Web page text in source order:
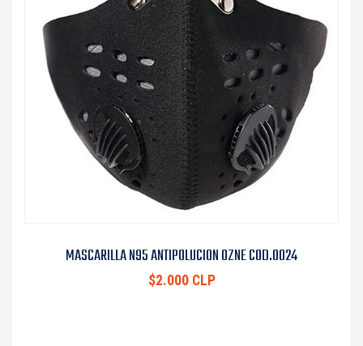
MASCARILLA N95 ANTIPOLUCION OZNE COD.0024
$2.000 CLP